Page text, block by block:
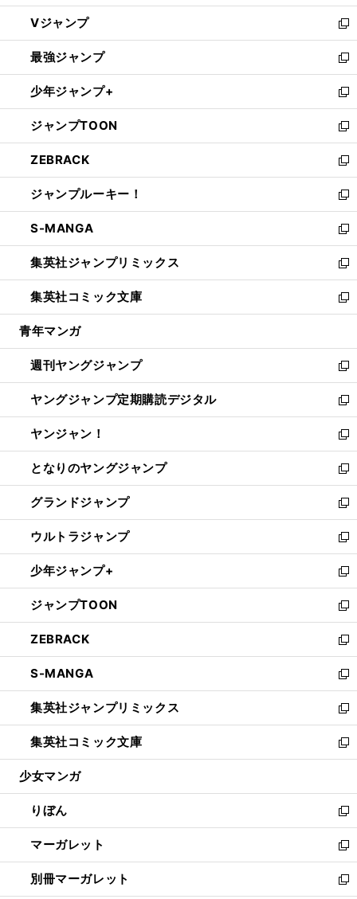
ウ
ィ
ン
ド
ウ
で
開
く
し
い
ウ
ィ
ン
ド
ウ
で
開
く
Vジャンプ
新
し
い
ウ
ィ
ン
ド
ウ
で
開
く
最強ジャンプ
新
し
い
ウ
ィ
ン
ド
ウ
で
開
く
少年ジャンプ+
新
し
い
ウ
ィ
ン
ド
ウ
で
開
く
ジャンプTOON
新
し
い
ウ
ィ
ン
ド
ウ
で
開
く
ZEBRACK
新
し
い
ウ
ィ
ン
ド
ウ
で
開
ジャンプルーキー！
新
し
い
ウ
ィ
ン
ド
ウ
開
く
S-MANGA
新
し
い
ウ
ィ
ン
ウ
で
開
く
集英社ジャンプリミックス
新
し
い
ウ
ン
ド
ウ
で
開
く
集英社コミック文庫
新
し
ウ
ィ
ン
ド
ウ
で
開
く
青年マンガ
週刊ヤングジャンプ
新
し
い
ウ
ィ
ン
ド
ウ
で
開
く
ヤングジャンプ定期購読デジタル
新
し
い
ウ
ィ
ン
ド
ウ
で
開
く
ヤンジャン！
新
し
い
ウ
ィ
ン
ド
ウ
で
開
く
となりのヤングジャンプ
新
し
い
ウ
ィ
ン
ド
ウ
で
開
く
グランドジャンプ
新
し
い
ウ
ィ
ン
ド
ウ
で
開
く
ウルトラジャンプ
新
し
い
ウ
ィ
ン
ド
ウ
で
開
く
少年ジャンプ+
新
し
い
ウ
ィ
ン
ド
ウ
で
開
く
ジャンプTOON
新
し
い
ウ
ィ
ン
ド
ウ
で
開
ZEBRACK
新
し
い
ウ
ィ
ン
ド
ウ
開
く
S-MANGA
新
し
い
ウ
ィ
ン
ウ
で
開
く
集英社ジャンプリミックス
新
し
い
ウ
ン
ド
ウ
で
開
く
集英社コミック文庫
新
し
ウ
ィ
ン
ド
ウ
で
開
少女マンガ
りぼん
新
し
い
ウ
ィ
マーガレット
新
し
い
別冊マーガレット
新